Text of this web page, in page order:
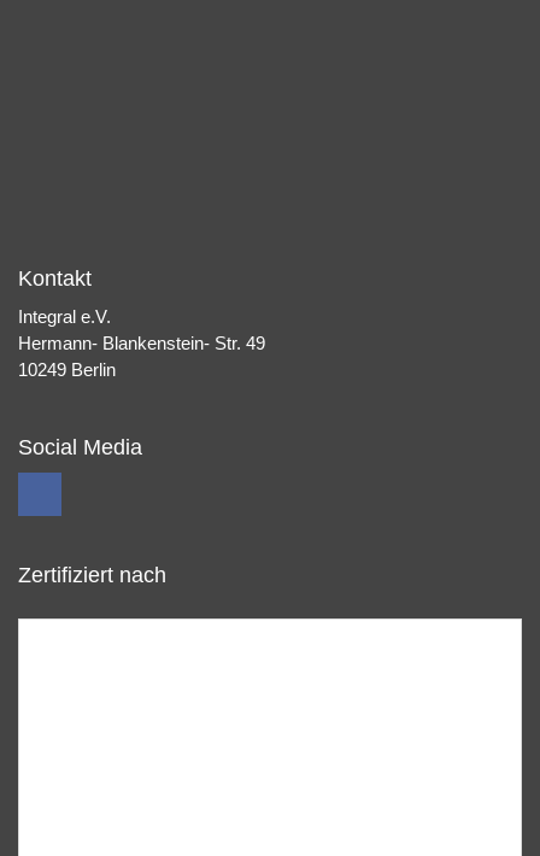
Kontakt
Integral e.V.
Hermann- Blankenstein- Str. 49
10249 Berlin
Social Media
Zertifiziert nach